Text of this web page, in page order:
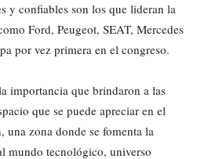
y confiables son los que lideran la
Ford, Peugeot, SEAT, Mercedes
por vez primera en el congreso.
importancia que brindaron a las
que se puede apreciar en el
zona donde se fomenta la
mundo tecnológico, universo